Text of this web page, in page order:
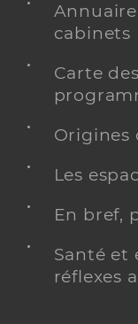
cabinets
Carte
Origines
Les
En bref,
Santé et
réflexes